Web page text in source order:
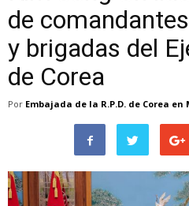
de
y brigadas del
de Corea
Por Embajada de la R.P.D. de Corea en